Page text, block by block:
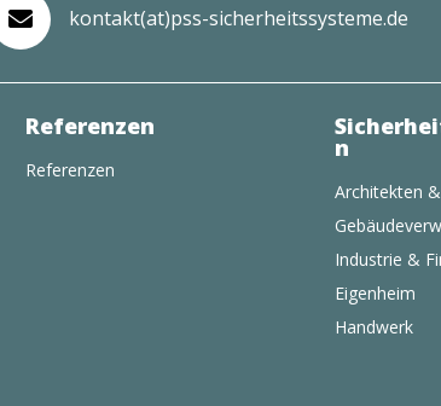
 kontakt(at)pss-sicherheitssysteme.de
Referenzen
Referenzen
n
Architekten
Industrie &
Eigenheim
Handwerk